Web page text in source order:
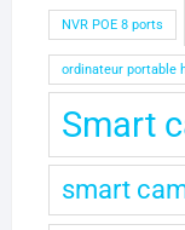
NVR POE 8 ports
ordinateur portable
Smart
smart